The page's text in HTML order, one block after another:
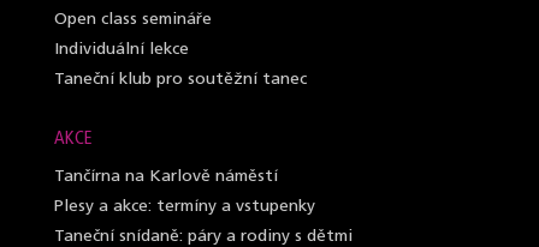
Open class semináře
Individuální lekce
Taneční klub pro soutěžní tanec
AKCE
Tančírna na Karlově náměstí
Plesy a akce: termíny a vstupenky
Taneční snídaně: páry a rodiny s dětmi